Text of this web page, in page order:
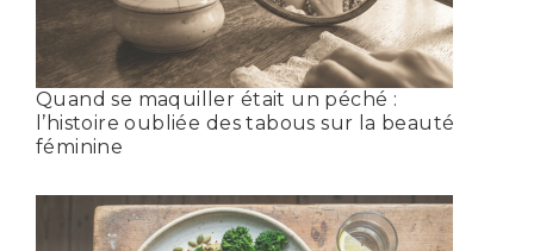
Quand se maquiller était un péché :
l’histoire oubliée des tabous sur la beauté
féminine